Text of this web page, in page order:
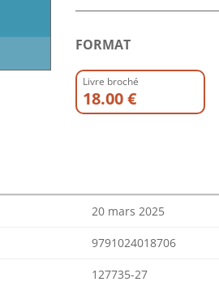
FORMAT
Livre broché
18.00 €
20 mars 2025
9791024018706
127735-27